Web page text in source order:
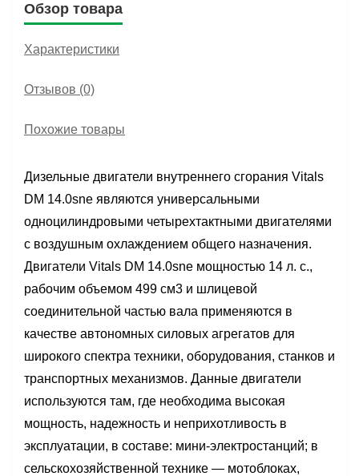
Обзор товара
Характеристики
Отзывов (0)
Похожие товары
Дизельные двигатели внутреннего сгорания Vitals
DM 14.0sne являются универсальными
одноцилиндровыми четырехтактными двигателями
с воздушным охлаждением общего назначения.
Двигатели Vitals DM 14.0sne мощностью 14 л. с.,
рабочим объемом 499 см3 и шлицевой
соединительной частью вала применяются в
качестве автономных силовых агрегатов для
широкого спектра техники, оборудования, станков и
транспортных механизмов. Данные двигатели
используются там, где необходима высокая
мощность, надежность и неприхотливость в
эксплуатации, в составе: мини-электростанций; в
сельскохозяйственной технике — мотоблоках,